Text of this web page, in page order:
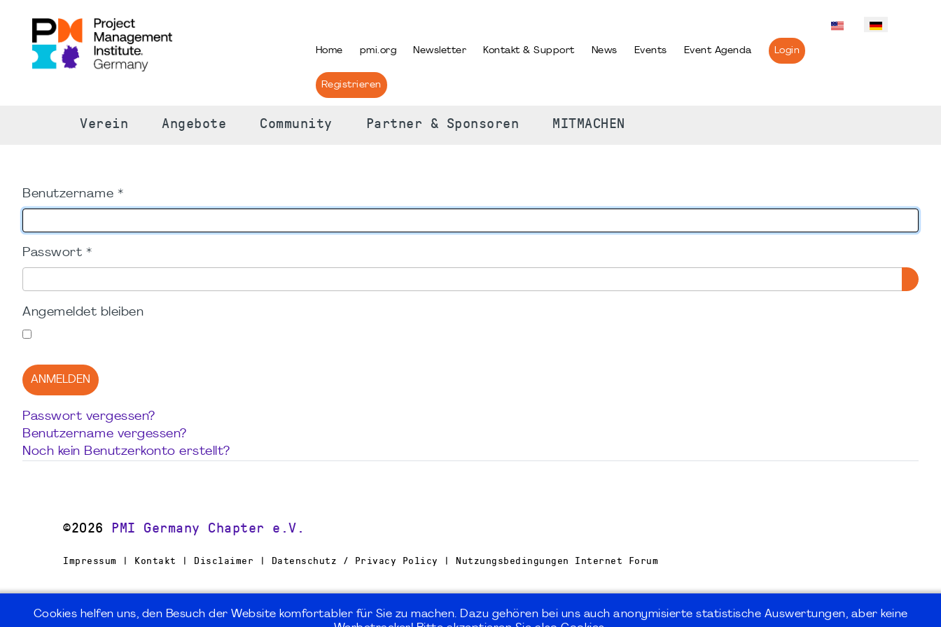
Home pmi.org Newsletter Kontakt & Support News Events Event Agenda Login
Registrieren
Verein Angebote Community Partner & Sponsoren MITMACHEN
Benutzername *
Passwort *
Angemeldet bleiben
ANMELDEN
Passwort vergessen?
Benutzername vergessen?
Noch kein Benutzerkonto erstellt?
©2026 PMI Germany Chapter e.V.
Impressum | Kontakt | Disclaimer | Datenschutz / Privacy Policy | Nutzungsbedingungen Internet Forum
Cookies helfen uns, den Besuch der Website komfortabler für Sie zu machen. Dazu gehören bei uns auch anonymisierte statistische Auswertungen, aber keine